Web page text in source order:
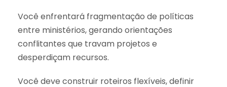
Você enfrentará fragmentação de políticas
entre ministérios, gerando orientações
conflitantes que travam projetos e
desperdiçam recursos.
Você deve construir roteiros flexíveis, definir